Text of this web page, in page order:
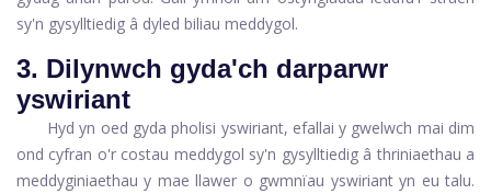
sy'n gysylltiedig â dyled biliau meddygol.
3. Dilynwch gyda'ch darparwr
yswiriant
Hyd yn oed gyda pholisi yswiriant, efallai y gwelwch mai dim
ond cyfran o'r costau meddygol sy'n gysylltiedig â thriniaethau a
meddyginiaethau y mae llawer o gwmnïau yswiriant yn eu talu.